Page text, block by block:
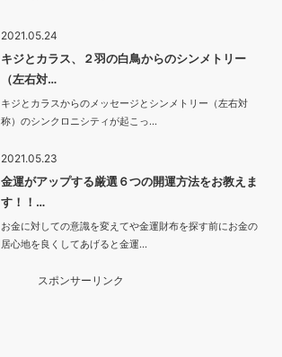
2021.05.24
キジとカラス、２羽の白鳥からのシンメトリー
（左右対…
キジとカラスからのメッセージとシンメトリー（左右対
称）のシンクロニシティが起こっ…
2021.05.23
金運がアップする厳選６つの開運方法をお教えま
す！！…
お金に対しての意識を変えてや金運財布を探す前にお金の
居心地を良くしてあげると金運…
スポンサーリンク